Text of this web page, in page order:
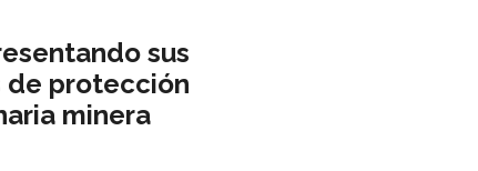
sus
de protección
minera